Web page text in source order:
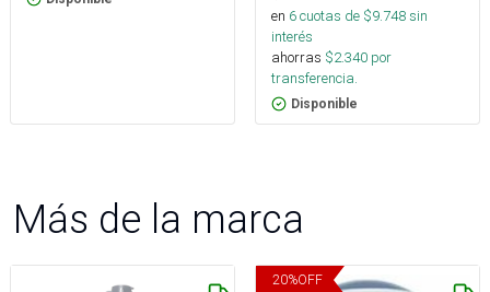
en 6cuotas de $9.748sin
interés
ahorras $2.340 por
transferencia.
Disponible
Más de la marca
20%OFF